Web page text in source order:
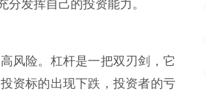
发挥自己的投资能力。
风险。杠杆是一把双刃剑，它
资标的出现下跌，投资者的亏